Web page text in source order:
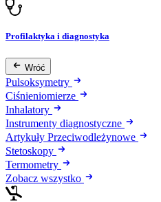
Profilaktyka i diagnostyka
Wróć
Pulsoksymetry
Ciśnieniomierze
Inhalatory
Instrumenty diagnostyczne
Artykuły Przeciwodleżynowe
Stetoskopy
Termometry
Zobacz wszystko